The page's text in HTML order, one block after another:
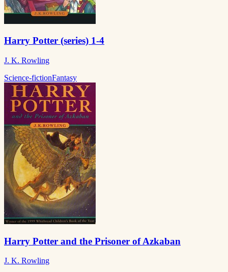
Harry Potter (series) 1-4
J. K. Rowling
Science-fictionFantasy
Harry Potter and the Prisoner of Azkaban
J. K. Rowling